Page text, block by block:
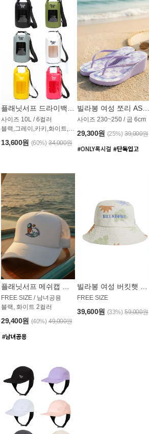
사이즈 10L / 6컬러
블랙,그레이,카키,화이트,옐로우,핑크
13,600원 (60%) 34,000원
사이즈 230~250 / 굽 6cm
29,300원 (25%) 39,000원
FREE SIZE / 남녀공용
블랙, 화이트 2컬러
29,400원 (40%) 49,000원
FREE SIZE
39,600원 (33%) 59,000원